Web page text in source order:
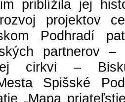
priblížila jej
projektov
Podhradí
partnerov –
cirkvi –
Spišské
„Mapa